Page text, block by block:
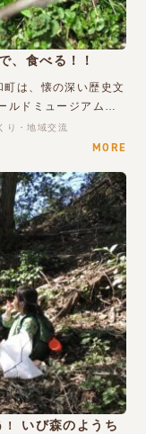
、食べる！！
は、懐の深い歴史文
ルドミュージアム…
り・地域交流
MORE
いび森のようち